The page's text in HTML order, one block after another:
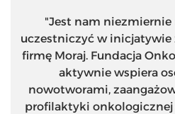
"Jest nam niezmiernie
uczestniczyć w inicjatywie
firmę Moraj. Fundacja
aktywnie wspiera
nowotworami,
profilaktyki